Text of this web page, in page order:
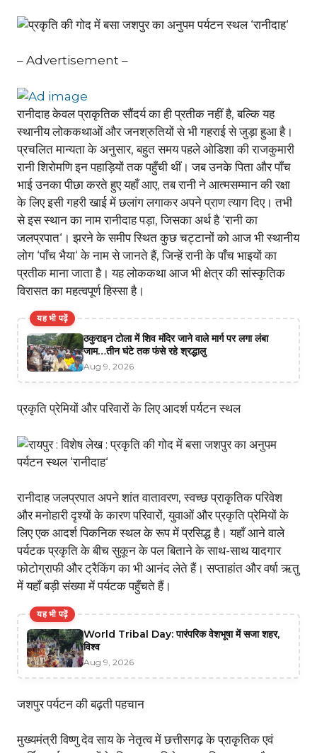
– Advertisement –
रानीदाह केवल प्राकृतिक सौंदर्य का ही प्रतीक नहीं है, बल्कि यह
स्थानीय लोककथाओं और जनश्रुतियों से भी गहराई से जुड़ा हुआ है।
प्रचलित मान्यता के अनुसार, बहुत समय पहले ओडिशा की राजकुमारी
रानी शिरोमणि इन पहाड़ियों तक पहुँची थीं। जब उनके पिता और पाँच
भाई उनका पीछा करते हुए यहाँ आए, तब रानी ने आत्मसम्मान की रक्षा
के लिए इसी गहरी खाई में छलांग लगाकर अपने प्राण त्याग दिए। तभी
से इस स्थान का नाम रानीदाह पड़ा, जिसका अर्थ है ‘रानी का
जलप्रपात‘। झरने के समीप स्थित कुछ चट्टानों को आज भी स्थानीय
लोग ‘पाँच भैया‘ के नाम से जानते हैं, जिन्हें रानी के पाँच भाइयों का
प्रतीक माना जाता है। यह लोककथा आज भी क्षेत्र की सांस्कृतिक
विरासत का महत्वपूर्ण हिस्सा है।
यह भी पढ़ें
ठकुराइन टोला में शिव मंदिर जाने वाले मार्ग पर लगा लंबा
जाम…तीन घंटे तक फंसे रहे श्रद्धालु
Aug 9, 2026
प्रकृति प्रेमियों और परिवारों के लिए आदर्श पर्यटन स्थल
रानीदाह जलप्रपात अपने शांत वातावरण, स्वच्छ प्राकृतिक परिवेश
और मनोहारी दृश्यों के कारण परिवारों, युवाओं और प्रकृति प्रेमियों के
लिए एक आदर्श पिकनिक स्थल के रूप में प्रसिद्ध है। यहाँ आने वाले
पर्यटक प्रकृति के बीच सुकून के पल बिताने के साथ-साथ यादगार
फोटोग्राफी और ट्रैकिंग का भी आनंद लेते हैं। सप्ताहांत और वर्षा ऋतु
में यहाँ बड़ी संख्या में पर्यटक पहुँचते हैं।
यह भी पढ़ें
World Tribal Day: पारंपरिक वेशभूषा में सजा शहर,
विश्व
Aug 9, 2026
जशपुर पर्यटन की बढ़ती पहचान
मुख्यमंत्री विष्णु देव साय के नेतृत्व में छत्तीसगढ़ के प्राकृतिक एवं